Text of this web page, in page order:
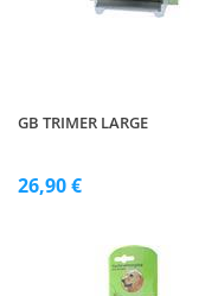
GB TRIMER LARGE
26,90 €